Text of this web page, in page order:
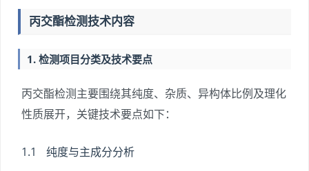
丙交酯检测技术内容
1. 检测项目分类及技术要点
丙交酯检测主要围绕其纯度、杂质、异构体比例及理化
性质展开，关键技术要点如下：
1.1 纯度与主成分分析